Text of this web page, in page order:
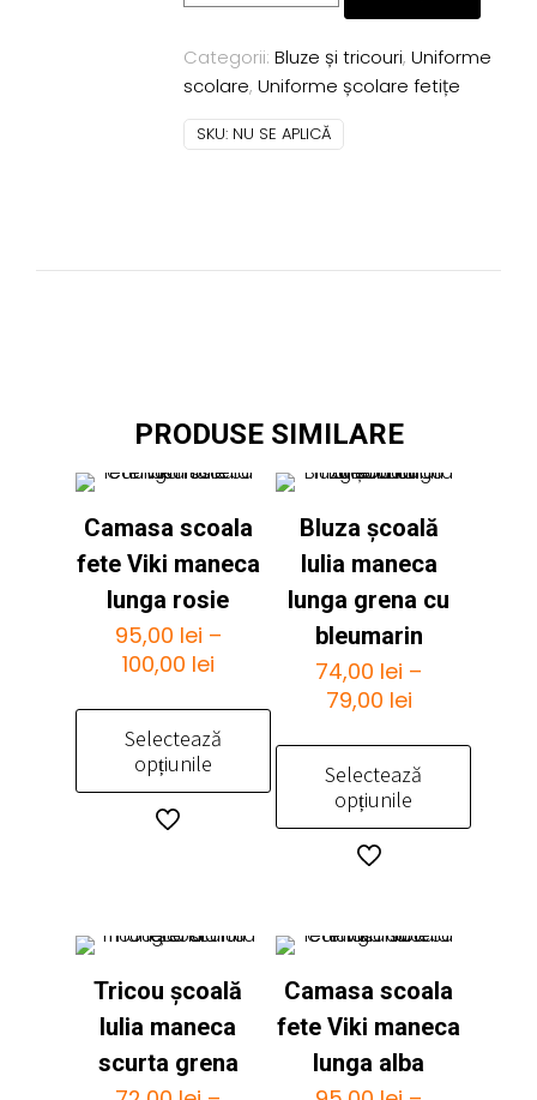
școală
maneca
alba
Categorii: Bluze și tricouri, Uniforme
scolare, Uniforme școlare fetițe
SKU: NU SE APLICĂ
PRODUSE SIMILARE
Camasa scoala
fete Viki maneca
lunga rosie
95,00 lei –
100,00 leiInterval
prețuri:
95,00 lei
100,00 lei
Selectează
opțiunile
Acest
Opțiunile
alese
Bluza școală
Iulia maneca
lunga grena cu
bleumarin
74,00 lei –
79,00 leiInterval
prețuri:
74,00 lei
până
Selectează
opțiunile
Acest
mai
variații.
Opțiunile
fi
Tricou școală
Iulia maneca
scurta grena
Camasa scoala
fete Viki maneca
lunga alba